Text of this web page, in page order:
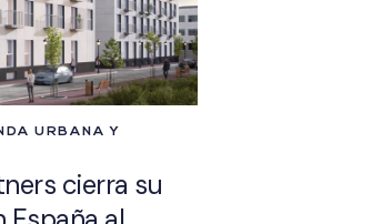
URBANA Y
cierra su